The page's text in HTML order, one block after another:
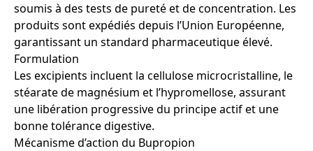
soumis à des tests de pureté et de concentration. Les
produits sont expédiés depuis l’Union Européenne,
garantissant un standard pharmaceutique élevé.
Formulation
Les excipients incluent la cellulose microcristalline, le
stéarate de magnésium et l’hypromellose, assurant
une libération progressive du principe actif et une
bonne tolérance digestive.
Mécanisme d’action du Bupropion